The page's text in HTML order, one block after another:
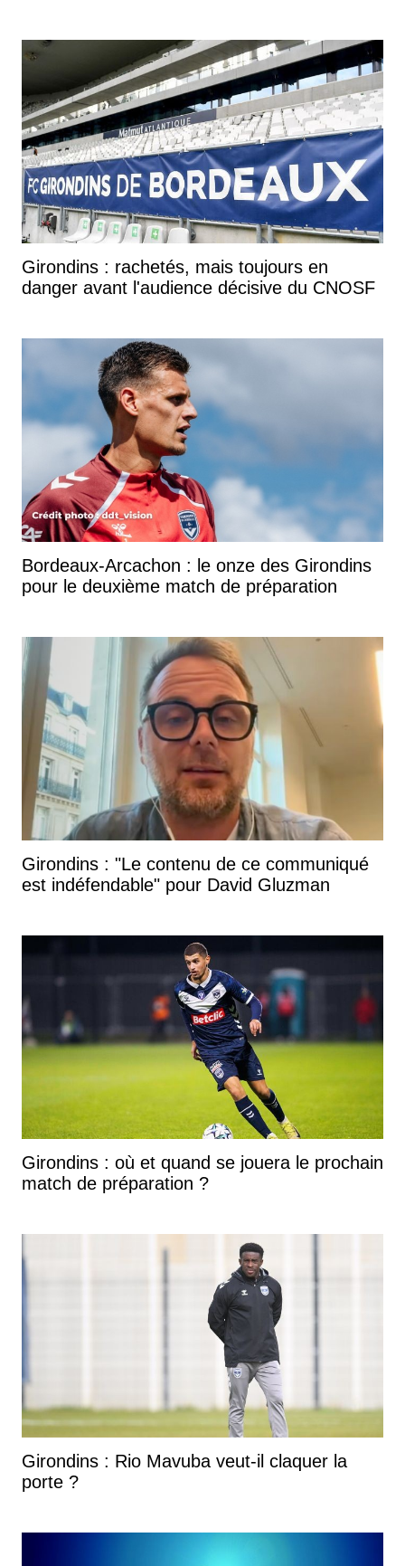
Girondins : rachetés, mais toujours en
danger avant l'audience décisive du CNOSF
Bordeaux-Arcachon : le onze des Girondins
pour le deuxième match de préparation
Girondins : "Le contenu de ce communiqué
est indéfendable" pour David Gluzman
Girondins : où et quand se jouera le prochain
match de préparation ?
Girondins : Rio Mavuba veut-il claquer la
porte ?